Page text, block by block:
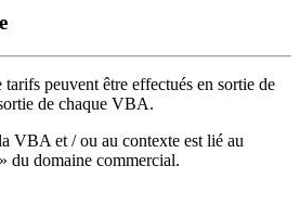
peuvent être effectués en sortie de
de chaque VBA.
VBA et / ou au contexte est lié au
du domaine commercial.